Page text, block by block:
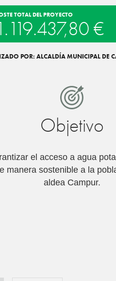
TOTAL DEL PROYECTO
€
POR: ALCALDÍA MUNICIPAL DE
Objetivo
el acceso a agua
manera sostenible a la
aldea Campur.